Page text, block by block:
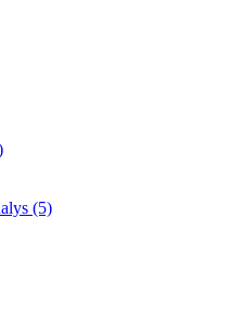
(5)